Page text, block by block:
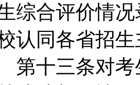
综合评价情
认同各省招
十三条对考